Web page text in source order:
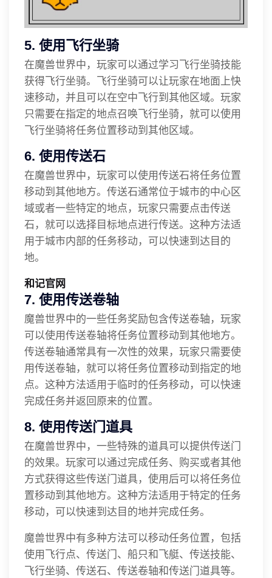
5. 使用飞行坐骑
在魔兽世界中，玩家可以通过学习飞行坐骑技能
获得飞行坐骑。飞行坐骑可以让玩家在地面上快
速移动，并且可以在空中飞行到其他区域。玩家
只需要在指定的地点召唤飞行坐骑，就可以使用
飞行坐骑将任务位置移动到其他区域。
6. 使用传送石
在魔兽世界中，玩家可以使用传送石将任务位置
移动到其他地方。传送石通常位于城市的中心区
域或者一些特定的地点，玩家只需要点击传送
石，就可以选择目标地点进行传送。这种方法适
用于城市内部的任务移动，可以快速到达目的
地。
和记官网
7. 使用传送卷轴
魔兽世界中的一些任务奖励包含传送卷轴，玩家
可以使用传送卷轴将任务位置移动到其他地方。
传送卷轴通常具有一次性的效果，玩家只需要使
用传送卷轴，就可以将任务位置移动到指定的地
点。这种方法适用于临时的任务移动，可以快速
完成任务并返回原来的位置。
8. 使用传送门道具
在魔兽世界中，一些特殊的道具可以提供传送门
的效果。玩家可以通过完成任务、购买或者其他
方式获得这些传送门道具，使用后可以将任务位
置移动到其他地方。这种方法适用于特定的任务
移动，可以快速到达目的地并完成任务。
魔兽世界中有多种方法可以移动任务位置，包括
使用飞行点、传送门、船只和飞艇、传送技能、
飞行坐骑、传送石、传送卷轴和传送门道具等。